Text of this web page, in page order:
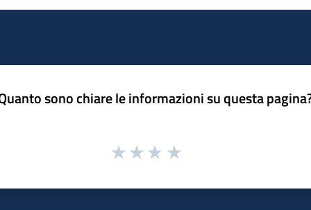
sono chiare le informazioni su questa